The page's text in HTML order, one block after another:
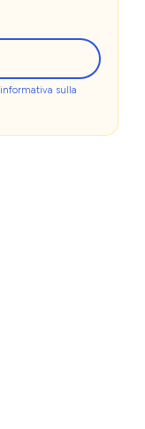
informativa sulla